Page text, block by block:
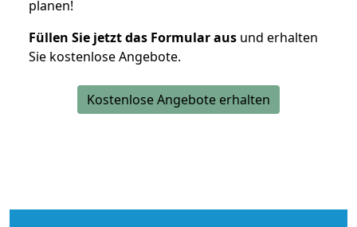
planen!
Füllen Sie jetzt das Formular aus und erhalten
Sie kostenlose Angebote.
Kostenlose Angebote erhalten